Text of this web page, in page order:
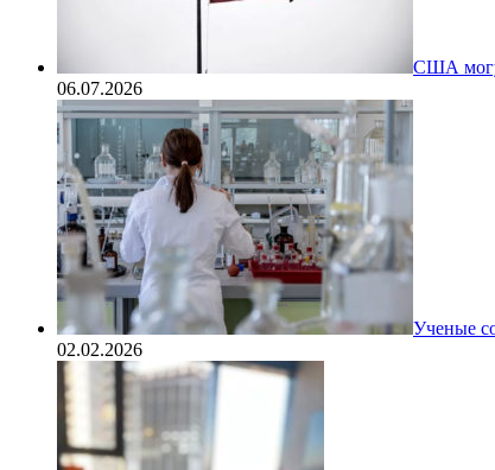
США
06.07.2026
Ученые
02.02.2026